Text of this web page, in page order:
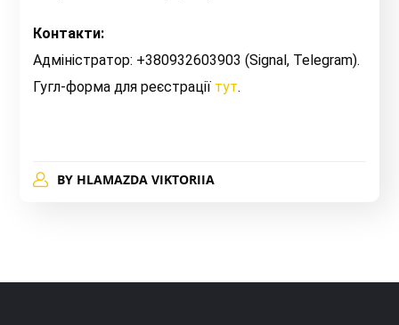
Контакти:
Адміністратор: +380932603903 (Signal, Telegram).
Гугл-форма для реєстрації тут.
BY HLAMAZDA VIKTORIIA